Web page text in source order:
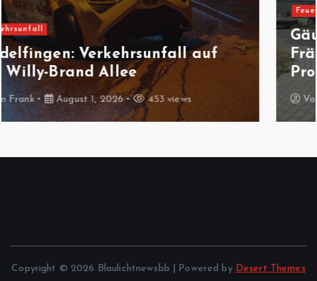
Feuerwehreinsatz
Gäufelden-Nebringen:
Fräsmaschine brennt in
Produktionshalle
VonFrank August 1, 2026
Copyright © 2026 Blaulichtnewsbb | Powered by Desert Themes